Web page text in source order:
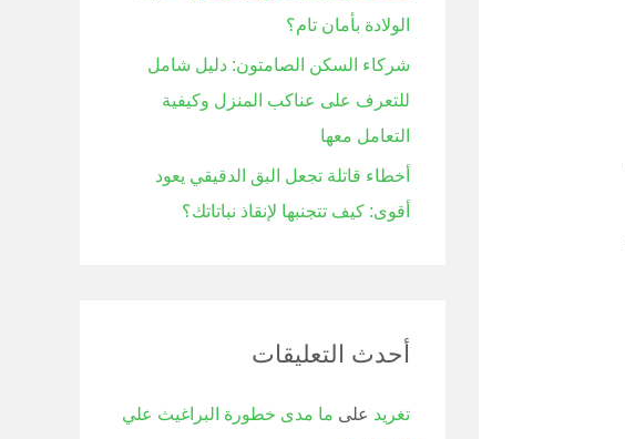
الولادة بأمان تام؟
شركاء السكن الصامتون: دليل شامل
للتعرف على عناكب المنزل وكيفية
التعامل معها
أخطاء قاتلة تجعل البق الدقيقي يعود
أقوى: كيف تتجنبها لإنقاذ نباتاتك؟
أحدث التعليقات
تغريد على ما مدى خطورة البراغيث علي